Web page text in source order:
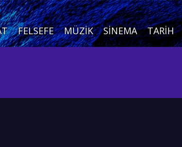
FELSEFE MÜZIK SINEMA TARIH